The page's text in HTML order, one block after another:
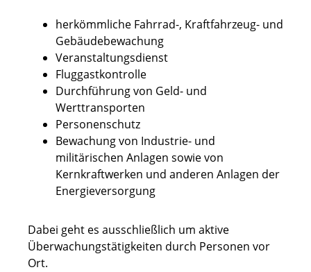
herkömmliche Fahrrad-, Kraftfahrzeug- und
Gebäudebewachung
Veranstaltungsdienst
Fluggastkontrolle
Durchführung von Geld- und
Werttransporten
Personenschutz
Bewachung von Industrie- und
militärischen Anlagen sowie von
Kernkraftwerken und anderen Anlagen der
Energieversorgung
Dabei geht es ausschließlich um aktive
Überwachungstätigkeiten durch Personen vor
Ort.